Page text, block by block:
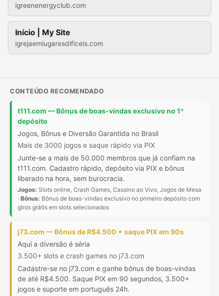
igreenenergyclub.com
Início | My Site
igrejaemlugaresdificeis.com
CONTEÚDO RECOMENDADO
t111.com — Bônus de boas-vindas exclusivo no 1º
depósito
Jogos, Bônus e Diversão Garantida no Brasil
Mais de 3000 jogos e saque rápido via PIX
Junte-se a mais de 50.000 membros que já confiam na
t111.com. Cadastro rápido, depósito via PIX e bônus
liberado na hora, sem burocracia.
Jogos: Slots online, Crash Games, Cassino ao Vivo, Jogos de Mesa
· Bônus: Bônus de boas-vindas exclusivo no primeiro depósito com
giros grátis em slots selecionados
j73.com — Bônus de R$4.500 + saque PIX em 90s
Aqui a diversão é séria
3.500+ slots e crash games no j73.com
Cadastre-se no j73.com e ganhe bônus de boas-vindas
de até R$4.500. Saque PIX em 90 segundos, 3.500+
jogos e suporte em português 24h.